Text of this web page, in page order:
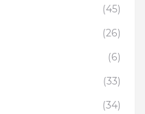
(45)
(26)
(6)
(33)
(34)